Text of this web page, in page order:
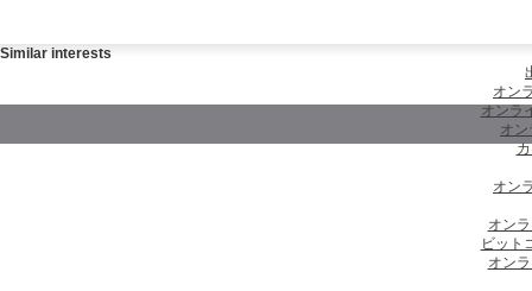
Similar interests
オン
オンラ
オ
オン
オン
ビット
オン